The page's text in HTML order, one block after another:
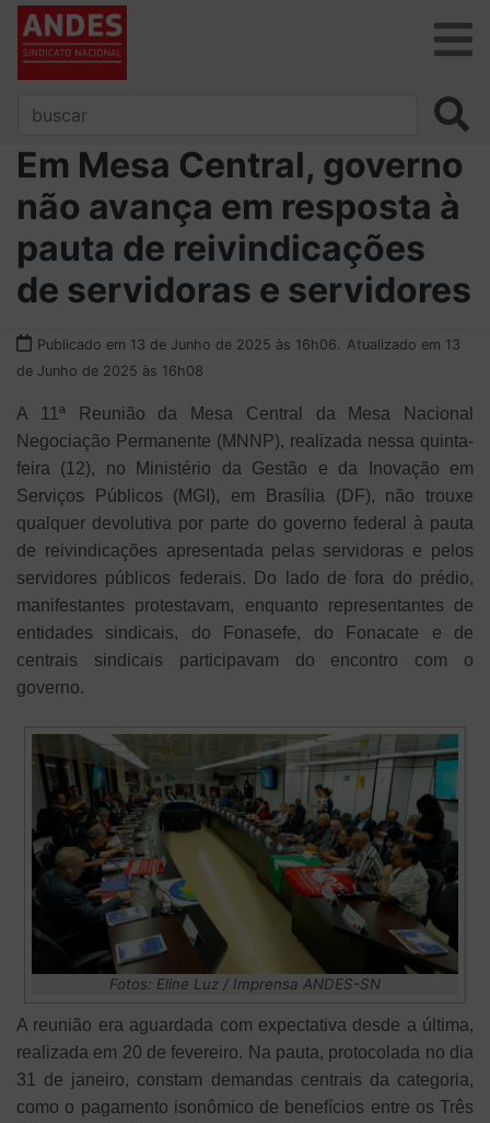
Em Mesa Central, governo
não avança em resposta à
pauta de reivindicações
de servidoras e servidores
Publicado em 13 de Junho de 2025 às 16h06.
Atualizado em 13
de Junho de 2025 às 16h08
A 11ª Reunião da Mesa Central da Mesa Nacional
Negociação Permanente (MNNP), realizada nessa quinta-
feira (12), no Ministério da Gestão e da Inovação em
Serviços Públicos (MGI), em Brasília (DF), não trouxe
qualquer devolutiva por parte do governo federal à pauta
de reivindicações apresentada pelas servidoras e pelos
servidores públicos federais. Do lado de fora do prédio,
manifestantes protestavam, enquanto representantes de
entidades sindicais, do Fonasefe, do Fonacate e de
centrais sindicais participavam do encontro com o
governo.
Fotos: Eline Luz / Imprensa ANDES-SN
A reunião era aguardada com expectativa desde a última,
realizada em 20 de fevereiro. Na pauta, protocolada no dia
31 de janeiro, constam demandas centrais da categoria,
como o pagamento isonômico de benefícios entre os Três